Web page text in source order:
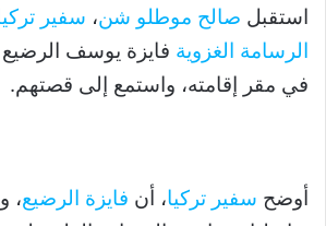
استقبل صالح موطلو شن، سفير
الرسامة الغزوية فايزة يوسف الرضيع
في مقر إقامته، واستمع إلى قصتهم.
أوضح سفير تركيا، أن فايزة الرضيع،